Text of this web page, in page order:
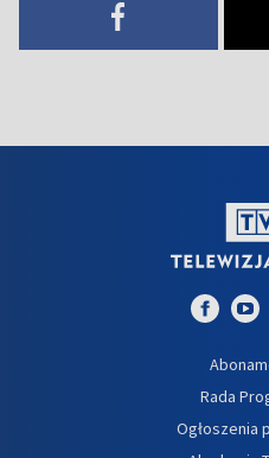
Rada
Ogłoszenia